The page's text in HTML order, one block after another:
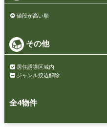
値段が高い順
その他
居住誘導区域内
ジャンル絞込解除
全4物件